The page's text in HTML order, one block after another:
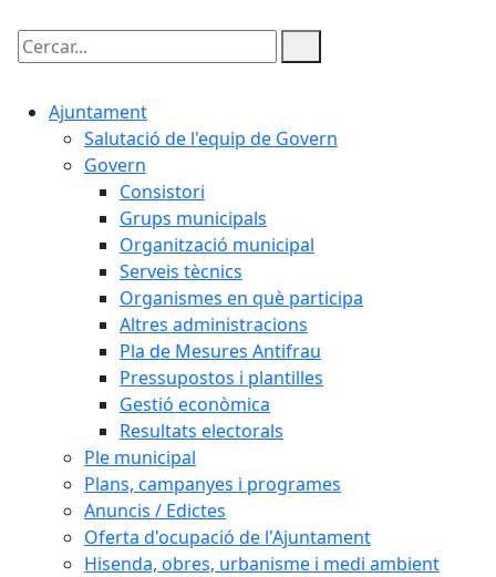
Cercar:
Ajuntament
Salutació de l'equip de Govern
Govern
Consistori
Grups municipals
Organització municipal
Serveis tècnics
Organismes en què participa
Altres administracions
Pla de Mesures Antifrau
Pressupostos i plantilles
Gestió econòmica
Resultats electorals
Ple municipal
Plans, campanyes i programes
Anuncis / Edictes
Oferta d'ocupació de l'Ajuntament
Hisenda, obres, urbanisme i medi ambient